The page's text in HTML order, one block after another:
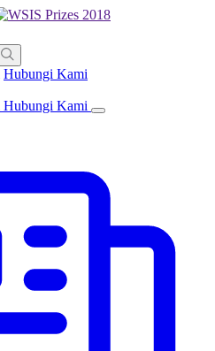
Hubungi Kami
Hubungi Kami